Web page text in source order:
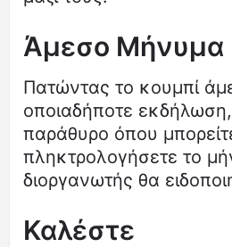
Άμεσο Μήνυμα
Πατώντας το κουμπί
οποιαδήποτε εκδήλωση,
παράθυρο όπου
πληκτρολογήσετε το
διοργανωτής θα
Καλέστε